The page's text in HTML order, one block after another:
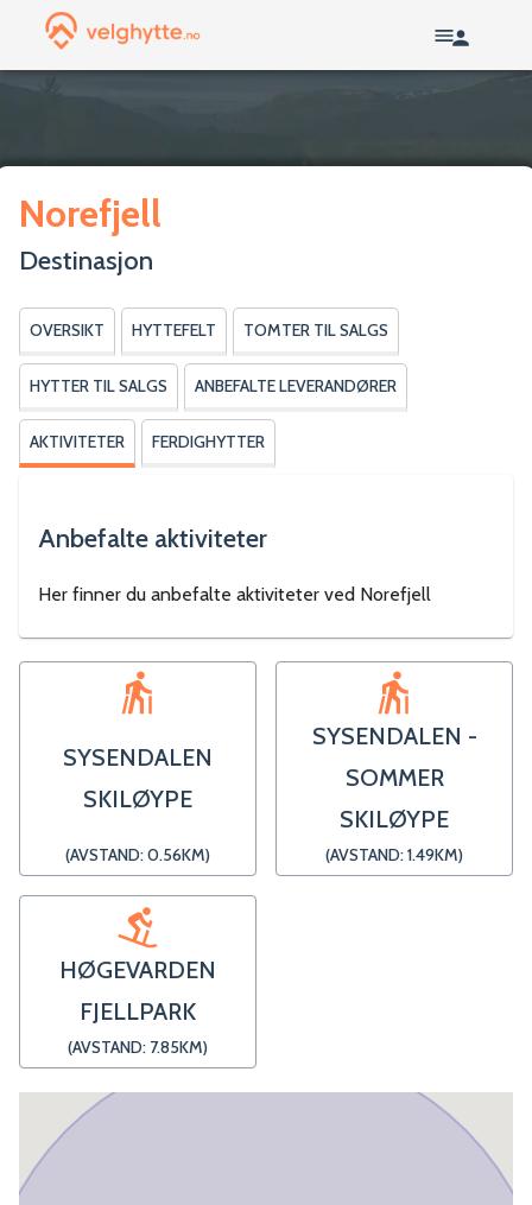
Norefjell
Destinasjon
OVERSIKT HYTTEFELT TOMTER TIL SALGS
HYTTER TIL SALGS ANBEFALTE LEVERANDØRER
AKTIVITETER FERDIGHYTTER
Anbefalte aktiviteter
Her finner du anbefalte aktiviteter ved Norefjell
SYSENDALEN
SKILØYPE
(AVSTAND:0.56KM)
SYSENDALEN -
SOMMER
SKILØYPE
(AVSTAND:1.49KM)
HØGEVARDEN
FJELLPARK
(AVSTAND: 7.85KM)